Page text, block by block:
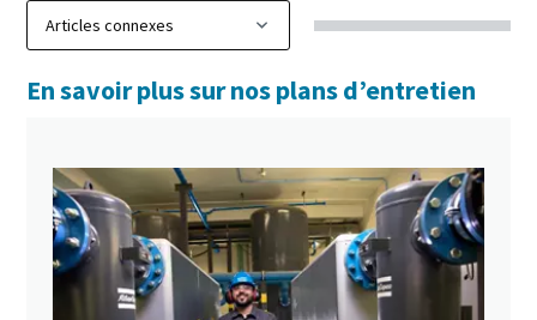
En savoir plus sur nos plans d’entretien